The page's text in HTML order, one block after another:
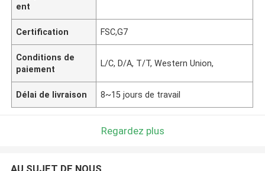
ent
Certification FSC,G7
Conditions de
paiement
L/C, D/A, T/T, Western Union,
Délai de livraison 8~15 jours de travail
Regardez plus